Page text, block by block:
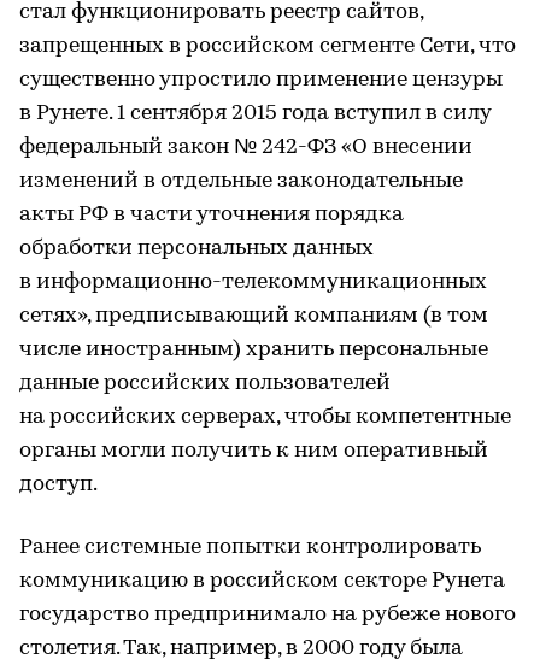
стал функционировать реестр сайтов,
запрещенных в российском сегменте Сети, что
существенно упростило применение цензуры
в Рунете. 1 сентября 2015 года вступил в силу
федеральный закон № 242-ФЗ «О внесении
изменений в отдельные законодательные
акты РФ в части уточнения порядка
обработки персональных данных
в информационно-телекоммуникационных
сетях», предписывающий компаниям (в том
числе иностранным) хранить персональные
данные российских пользователей
на российских серверах, чтобы компетентные
органы могли получить к ним оперативный
доступ.
Ранее системные попытки контролировать
коммуникацию в российском секторе Рунета
государство предпринимало на рубеже нового
столетия. Так, например, в 2000 году была